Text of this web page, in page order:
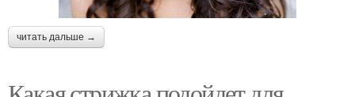
читать дальше →